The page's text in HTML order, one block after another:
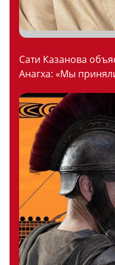
Сати Казанова
Анагха: «Мы